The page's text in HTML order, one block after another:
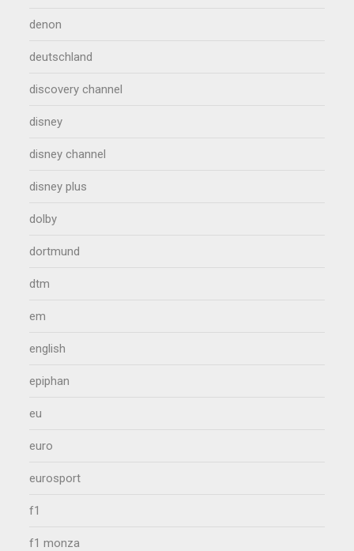
denon
deutschland
discovery channel
disney
disney channel
disney plus
dolby
dortmund
dtm
em
english
epiphan
eu
euro
eurosport
f1
f1 monza